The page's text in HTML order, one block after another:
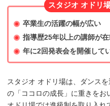
スタジオ オドリ
卒業生の活躍の幅が広い
指導歴25年以上の講師が
年に2回発表会を開催して
スタジオ オドリ場は、ダンス
の「ココロの成長」に重きをお